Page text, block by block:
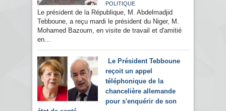
POLITIQUE
Le président de la République, M. Abdelmadjid
Tebboune, a reçu mardi le président du Niger, M.
Mohamed Bazoum, en visite de travail et d'amitié
en...
Le Président Tebboune
reçoit un appel
téléphonique de la
chancelière allemande
pour s'enquérir de son